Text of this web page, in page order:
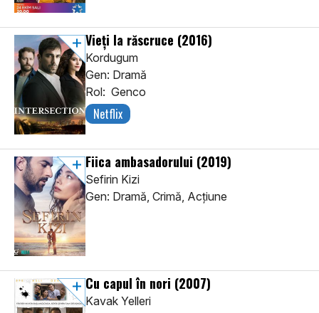
Vieți la răscruce (2016)
Kordugum
Gen: Dramă
Rol: Genco
Netflix
Fiica ambasadorului (2019)
Sefirin Kizi
Gen: Dramă, Crimă, Acţiune
Cu capul în nori (2007)
Kavak Yelleri